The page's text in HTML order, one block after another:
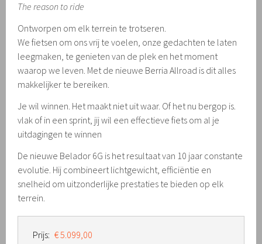
The reason to ride
Ontworpen om elk terrein te trotseren.
We fietsen om ons vrij te voelen, onze gedachten te laten
leegmaken, te genieten van de plek en het moment
waarop we leven. Met de nieuwe Berria Allroad is dit alles
makkelijker te bereiken.
Je wil winnen. Het maakt niet uit waar. Of het nu bergop is.
vlak of in een sprint, jij wil een effectieve fiets om al je
uitdagingen te winnen
De nieuwe Belador 6G is het resultaat van 10 jaar constante
evolutie. Hij combineert lichtgewicht, efficiëntie en
snelheid om uitzonderlijke prestaties te bieden op elk
terrein.
Prijs: € 5.099,00